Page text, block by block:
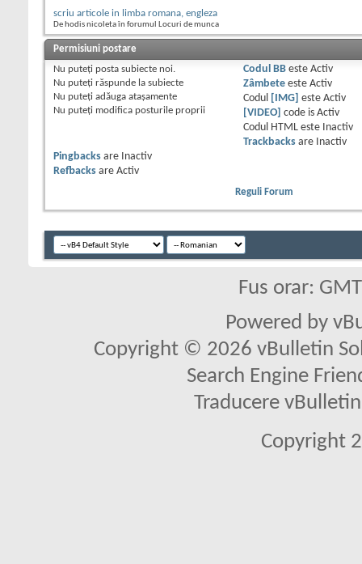
scriu articole in limba romana, engleza
De hodis nicoleta în forumul Locuri de munca
Permisiuni postare
Nu puteţi posta subiecte noi.
Nu puteţi răspunde la subiecte
Nu puteţi adăuga ataşamente
Nu puteţi modifica posturile proprii
Codul BBeste Activ
Zâmbeteeste Activ
Codul
[IMG] este Activ
[VIDEO]
code is Activ
Codul HTML este
Inactiv
Trackbacksare
Inactiv
Pingbacks are
Inactiv
Refbacks are Activ
Reguli Forum
Fus orar:
Powered by
Copyright © 2026 vBulletin
Search Engine
Traducere
Copyright